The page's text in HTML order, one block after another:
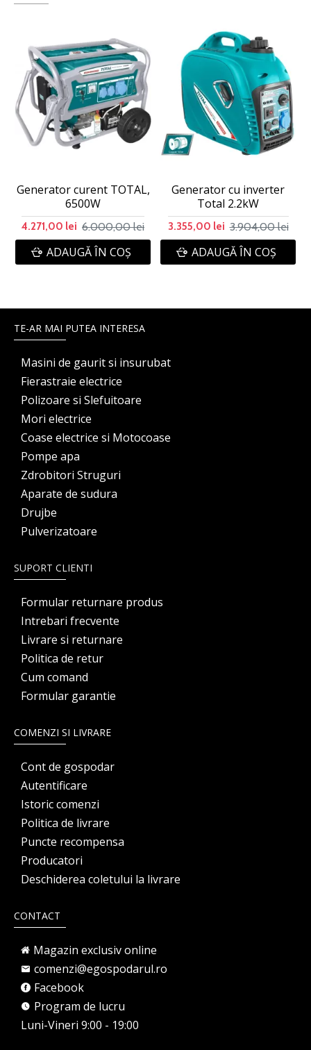
Generator curent TOTAL,
6500W
4.271,00 lei 6.000,00 lei
ADAUGĂ ÎN COŞ
Generator cu inverter
Total 2.2kW
3.355,00 lei 3.904,00 lei
ADAUGĂ ÎN COŞ
TE-AR MAI PUTEA INTERESA
Masini de gaurit si insurubat
Fierastraie electrice
Polizoare si Slefuitoare
Mori electrice
Coase electrice si Motocoase
Pompe apa
Zdrobitori Struguri
Aparate de sudura
Drujbe
Pulverizatoare
SUPORT CLIENTI
Formular returnare produs
Intrebari frecvente
Livrare si returnare
Politica de retur
Cum comand
Formular garantie
COMENZI SI LIVRARE
Cont de gospodar
Autentificare
Istoric comenzi
Politica de livrare
Puncte recompensa
Producatori
Deschiderea coletului la livrare
CONTACT
Magazin exclusiv online
comenzi@egospodarul.ro
Facebook
Program de lucru
Luni-Vineri 9:00 - 19:00